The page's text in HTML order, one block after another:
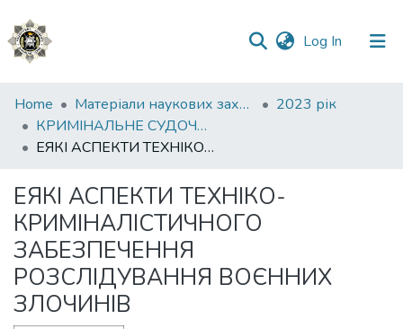
Log In (current)
Communities
&
Collections
Statistics
Home Матеріали наукових заходів
2023 рік
КРИМІНАЛЬНЕ СУДОЧИНСТВО: СУЧАСНИЙ СТАН ТА ПЕРСПЕКТИВИ РОЗВИТКУ
ЕЯКІ АСПЕКТИ ТЕХНІКО-КРИМІНАЛІСТИЧНОГО ЗАБЕЗПЕЧЕННЯ РОЗСЛІДУВАННЯ ВОЄННИХ ЗЛОЧИНІВ
ЕЯКІ АСПЕКТИ ТЕХНІКО-
КРИМІНАЛІСТИЧНОГО
ЗАБЕЗПЕЧЕННЯ
РОЗСЛІДУВАННЯ ВОЄННИХ
ЗЛОЧИНІВ